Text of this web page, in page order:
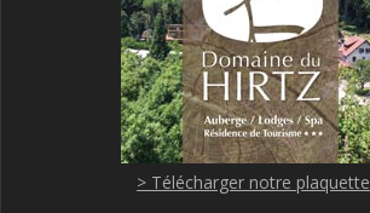
> Télécharger notre plaquette